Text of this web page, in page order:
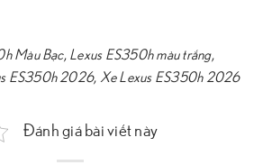
Màu Bạc, Lexus ES350h màu trắng,
ES350h 2026, Xe Lexus ES350h 2026
Đánh giá bài viết này